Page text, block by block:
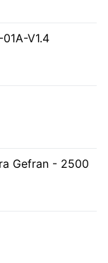
V1.4
Gefran - 2500